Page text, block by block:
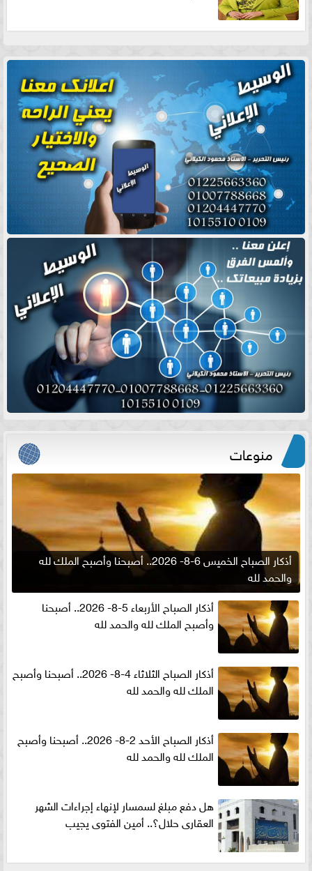
منوعات
أذكار الصباح الخميس 6-8- 2026.. أصبحنا وأصبح الملك لله
والحمد لله
أذكار الصباح الأربعاء 5-8- 2026.. أصبحنا
وأصبح الملك لله والحمد لله
أذكار الصباح الثلاثاء 4-8- 2026.. أصبحنا وأصبح
الملك لله والحمد لله
أذكار الصباح الأحد 2-8- 2026.. أصبحنا وأصبح
الملك لله والحمد لله
هل دفع مبلغ لسمسار لإنهاء إجراءات الشهر
العقارى حلال؟.. أمين الفتوى يجيب